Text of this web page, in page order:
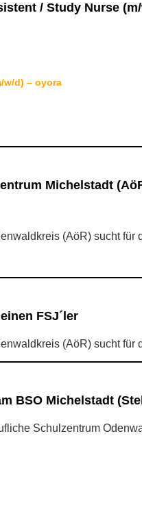
/ Study Nurse
w/d) – oyora
Michelstadt
(AöR) sucht
FSJ´ler
(AöR) sucht
BSO Michelstadt
Schulzentrum